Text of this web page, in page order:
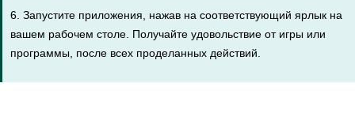
6. Запустите приложения, нажав на соответствующий ярлык на
вашем рабочем столе. Получайте удовольствие от игры или
программы, после всех проделанных действий.